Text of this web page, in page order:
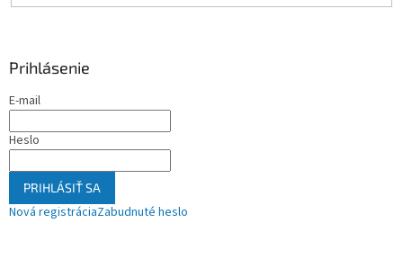
Prihlásenie
E-mail
Heslo
PRIHLÁSIŤ SA
Nová registráciaZabudnuté heslo